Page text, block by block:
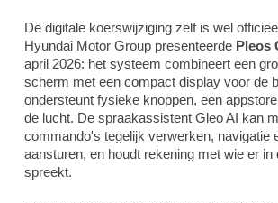
De digitale koerswijziging zelf is wel
Hyundai Motor Group presenteerde Pleos
april 2026: het systeem combineert een
scherm met een compact display voor de
ondersteunt fysieke knoppen, een
de lucht. De spraakassistent Gleo AI kan
commando's tegelijk verwerken, navigatie
aansturen, en houdt rekening met wie er in
spreekt.